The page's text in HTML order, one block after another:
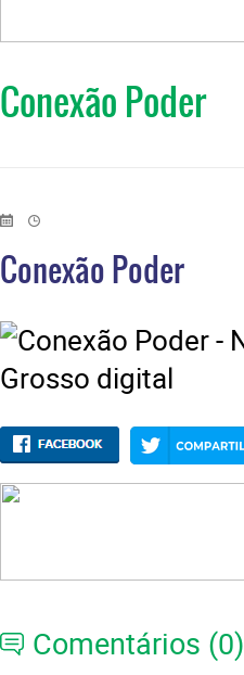
Conexão Poder
Conexão Poder
Comentários (0)